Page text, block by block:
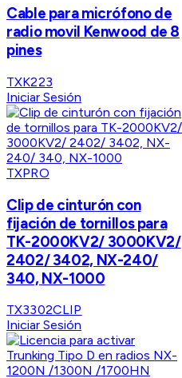
Cable para micrófono de
radio movil Kenwood de 8
pines
TXK223
Iniciar Sesión
TXPRO
Clip de cinturón con
fijación de tornillos para
TK-2000KV2/ 3000KV2/
2402/ 3402, NX-240/
340, NX-1000
TX3302CLIP
Iniciar Sesión